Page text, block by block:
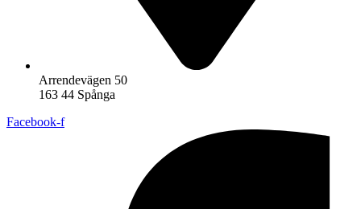
Arrendevägen 50
163 44 Spånga
Facebook-f